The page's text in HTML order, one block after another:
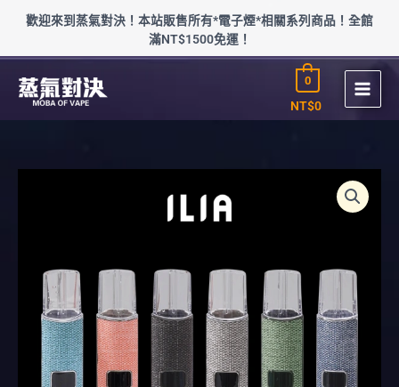
要
歡迎來到蒸氣對決！本站販售所有*電子煙*相關系列商品！全館
滿NT$1500免運！
NT$0
0